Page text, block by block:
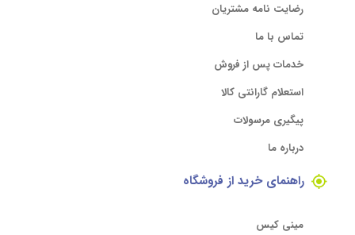
رضایت نامه مشتریان
تماس با ما
خدمات پس از فروش
استعلام گارانتی کالا
پیگیری مرسولات
درباره ما
راهنمای خرید از فروشگاه
مینی کیس